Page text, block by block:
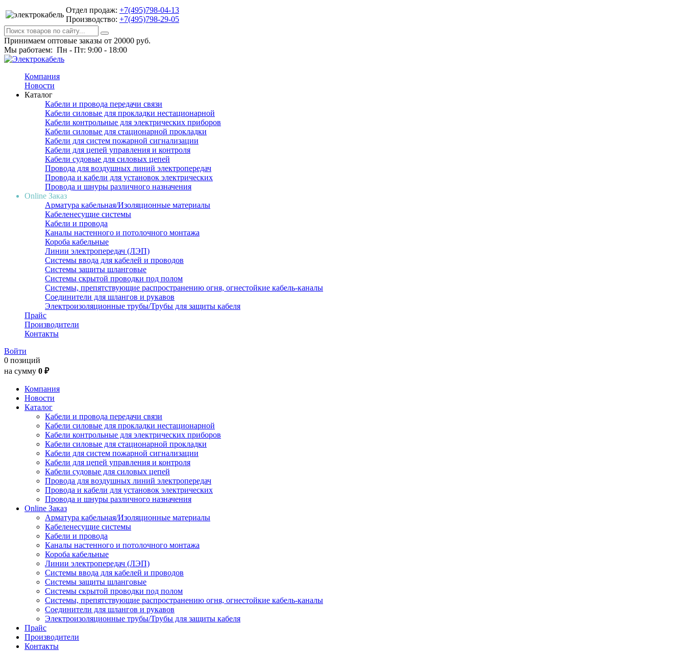
Отдел продаж: +7(495)798-04-13
Производство: +7(495)798-29-05
Принимаем оптовые заказы от 20000 руб.
Мы работаем: Пн - Пт: 9:00 - 18:00
Компания
Новости
Каталог
Кабели и провода передачи связи
Кабели силовые для прокладки нестационарной
Кабели контрольные для электрических приборов
Кабели силовые для стационарной прокладки
Кабели для систем пожарной сигнализации
Кабели для цепей управления и контроля
Кабели судовые для силовых цепей
Провода для воздушных линий электропередач
Провода и кабели для установок электрических
Провода и шнуры различного назначения
Online Заказ
Арматура кабельная/Изоляционные материалы
Кабеленесущие системы
Кабели и провода
Каналы настенного и потолочного монтажа
Короба кабельные
Линии электропередач (ЛЭП)
Системы ввода для кабелей и проводов
Системы защиты шланговые
Системы скрытой проводки под полом
Системы, препятствующие распространению огня, огнестойкие кабель-каналы
Соединители для шлангов и рукавов
Электроизоляционные трубы/Трубы для защиты кабеля
Прайс
Производители
Контакты
Войти
0 позиций
на сумму 0 ₽
Компания
Новости
Каталог
Кабели и провода передачи связи
Кабели силовые для прокладки нестационарной
Кабели контрольные для электрических приборов
Кабели силовые для стационарной прокладки
Кабели для систем пожарной сигнализации
Кабели для цепей управления и контроля
Кабели судовые для силовых цепей
Провода для воздушных линий электропередач
Провода и кабели для установок электрических
Провода и шнуры различного назначения
Online Заказ
Арматура кабельная/Изоляционные материалы
Кабеленесущие системы
Кабели и провода
Каналы настенного и потолочного монтажа
Короба кабельные
Линии электропередач (ЛЭП)
Системы ввода для кабелей и проводов
Системы защиты шланговые
Системы скрытой проводки под полом
Системы, препятствующие распространению огня, огнестойкие кабель-каналы
Соединители для шлангов и рукавов
Электроизоляционные трубы/Трубы для защиты кабеля
Прайс
Производители
Контакты